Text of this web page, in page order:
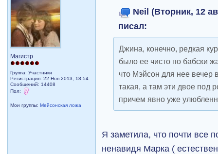
Магистр
Группа: Участники
Регистрация: 22 Ноя 2013, 18:54
Сообщений: 14408
Пол:
Мои группы:Мейсонская ложа
Neil (Вторник, 12
писал:
Джина, конечно, редкая
было ее чисто по бабски
что Мэйсон для нее вечер
такая, а там эти двое под
причем явно уже
Я заметила, что почти все
ненавидя Марка (